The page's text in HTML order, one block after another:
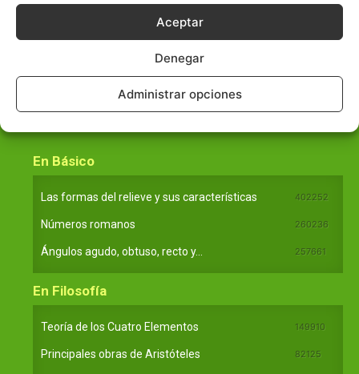
Aceptar
Denegar
Administrar opciones
Historia
1597
Varios
1185
En Básico
Las formas del relieve y sus características 402252
Números romanos 260236
Ángulos agudo, obtuso, recto y... 257661
En Filosofía
Teoría de los Cuatro Elementos 149910
Principales obras de Aristóteles 82125